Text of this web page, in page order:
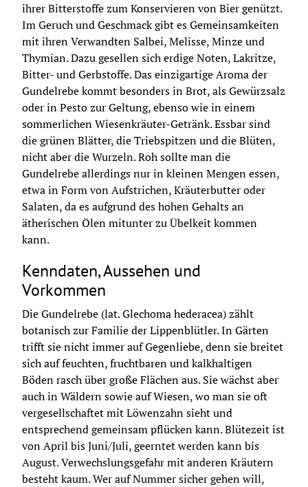
ihrer Bitterstoffe zum Konservieren von Bier genützt.
Im Geruch und Geschmack gibt es Gemeinsamkeiten
mit ihren Verwandten Salbei, Melisse, Minze und
Thymian. Dazu gesellen sich erdige Noten, Lakritze,
Bitter- und Gerbstoffe. Das einzigartige Aroma der
Gundelrebe kommt besonders in Brot, als Gewürzsalz
oder in Pesto zur Geltung, ebenso wie in einem
sommerlichen Wiesenkräuter-Getränk. Essbar sind
die grünen Blätter, die Triebspitzen und die Blüten,
nicht aber die Wurzeln. Roh sollte man die
Gundelrebe allerdings nur in kleinen Mengen essen,
etwa in Form von Aufstrichen, Kräuterbutter oder
Salaten, da es aufgrund des hohen Gehalts an
ätherischen Ölen mitunter zu Übelkeit kommen
kann.
Kenndaten, Aussehen und
Vorkommen
Die Gundelrebe (lat. Glechoma hederacea) zählt
botanisch zur Familie der Lippenblütler. In Gärten
trifft sie nicht immer auf Gegenliebe, denn sie breitet
sich auf feuchten, fruchtbaren und kalkhaltigen
Böden rasch über große Flächen aus. Sie wächst aber
auch in Wäldern sowie auf Wiesen, wo man sie oft
vergesellschaftet mit Löwenzahn sieht und
entsprechend gemeinsam pflücken kann. Blütezeit ist
von April bis Juni/Juli, geerntet werden kann bis
August. Verwechslungsgefahr mit anderen Kräutern
besteht kaum. Wer auf Nummer sicher gehen will,